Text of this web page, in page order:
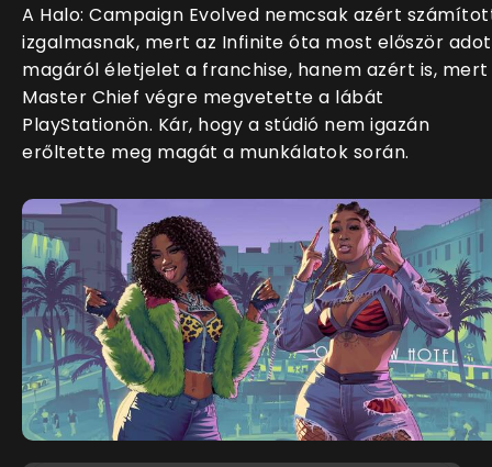
A Halo: Campaign Evolved nemcsak azért
izgalmasnak, mert az Infinite óta most először
magáról életjelet a franchise, hanem azért is, mert
Master Chief végre megvetette a lábát
PlayStationön. Kár, hogy a stúdió nem igazán
erőltette meg magát a munkálatok során.